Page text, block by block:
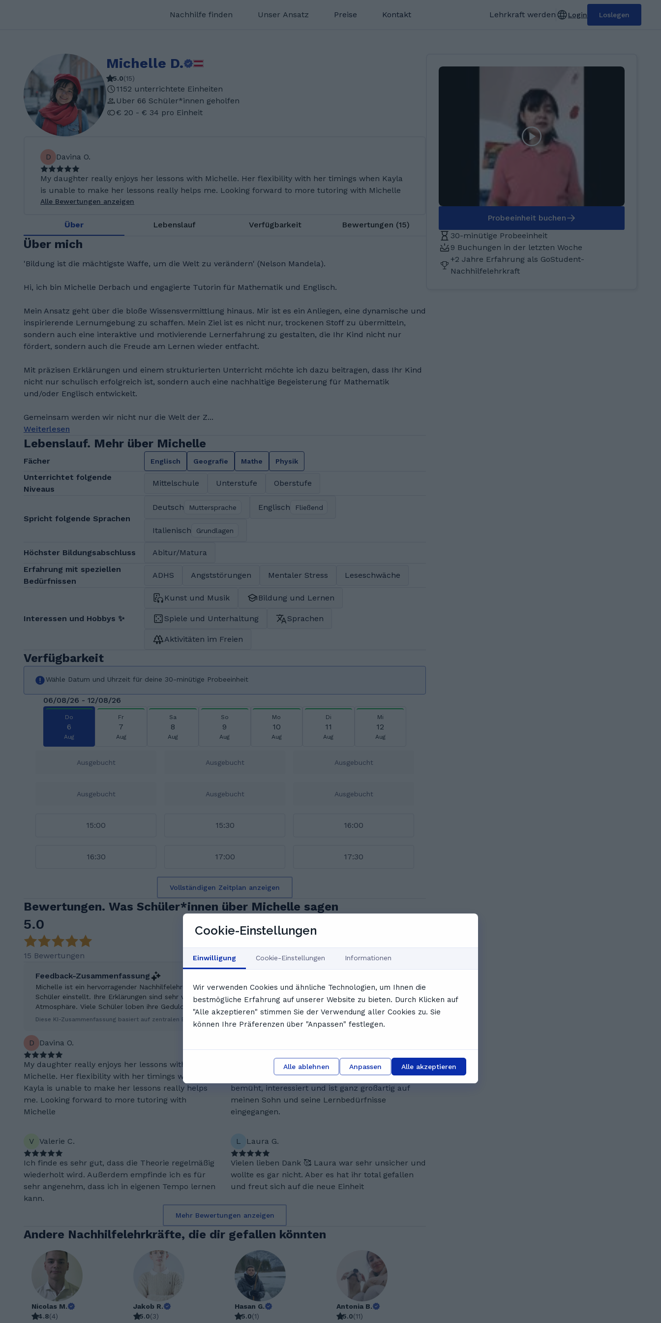
Nachhilfe finden Unser Ansatz Preise Kontakt Lehrkraft werden Login Loslegen
Michelle D.
5.0(15)
1152 unterrichtete Einheiten
Uber 66 Schüler*innen geholfen
€ 20 - € 34 pro Einheit
D Davina O.
My daughter really enjoys her lessons with Michelle. Her flexibility with her timings when Kayla
is unable to make her lessons really helps me. Looking forward to more tutoring with Michelle
Alle Bewertungen anzeigen
Über Lebenslauf Verfügbarkeit Bewertungen (15)
Über mich
'Bildung ist die mächtigste Waffe, um die Welt zu verändern' (Nelson Mandela).
Hi, ich bin Michelle Derbach und engagierte Tutorin für Mathematik und Englisch.
Mein Ansatz geht über die bloße Wissensvermittlung hinaus. Mir ist es ein Anliegen, eine dynamische und
inspirierende Lernumgebung zu schaffen. Mein Ziel ist es nicht nur, trockenen Stoff zu übermitteln,
sondern auch eine interaktive und motivierende Lernerfahrung zu gestalten, die Ihr Kind nicht nur
fördert, sondern auch die Freude am Lernen wieder entfacht.
Mit präzisen Erklärungen und einem strukturierten Unterricht möchte ich dazu beitragen, dass Ihr Kind
nicht nur schulisch erfolgreich ist, sondern auch eine nachhaltige Begeisterung für Mathematik
und/oder Englisch entwickelt.
Gemeinsam werden wir nicht nur die Welt der Z...
Weiterlesen
Lebenslauf. Mehr über Michelle
Fächer Englisch Geografie Mathe Physik
Unterrichtet folgende
Niveaus
Mittelschule Unterstufe Oberstufe
Spricht folgende Sprachen
Deutsch Muttersprache Englisch Fließend
Italienisch Grundlagen
Höchster Bildungsabschluss
Abitur/Matura
Erfahrung mit speziellen
Bedürfnissen
ADHS Angststörungen Mentaler Stress Leseschwäche
Interessen und Hobbys ✨
Kunst und Musik Bildung und Lernen
Spiele und Unterhaltung Sprachen
Aktivitäten im Freien
Verfügbarkeit
Wähle Datum und Uhrzeit für deine 30-minütige Probeeinheit
06/08/26 - 12/08/26
Do
6
Aug
Fr
7
Aug
Sa
8
Aug
So
9
Aug
Mo
10
Aug
Di
11
Aug
Mi
12
Aug
Ausgebucht Ausgebucht Ausgebucht
Ausgebucht Ausgebucht Ausgebucht
15:00 15:30 16:00
16:30 17:00 17:30
Vollständigen Zeitplan anzeigen
Bewertungen. Was Schüler*innen über Michelle sagen
5.0
15 Bewertungen
Feedback-Zusammenfassung
Michelle ist ein hervorragender Nachhilfelehrer, der sich mit großer Sorgfalt auf die individuellen Bedürfnisse der
Schüler einstellt. Ihre Erklärungen sind sehr verständlich und sie schafft eine entspannte, lernfreudige
Atmosphäre. Viele Schüler loben ihre Geduld, Freundlichkeit und Kreativität
Diese KI-Zusammenfassung basiert auf zentralen Erkenntnissen aus dem Feedback unserer NutzerInnen
D Davina O.
My daughter really enjoys her lessons with
Michelle. Her flexibility with her timings when
Kayla is unable to make her lessons really helps
me. Looking forward to more tutoring with
Michelle
Die Lerneinheit wurde als sehr angenehm von
meinem Sohn empfunden, Michelle war sehr
bemüht, interessiert und ist ganz großartig auf
meinen Sohn und seine Lernbedürfnisse
eingegangen.
V Valerie C.
Ich finde es sehr gut, dass die Theorie regelmäßig
wiederholt wird. Außerdem empfinde ich es für
sehr angenehm, dass ich in eigenen Tempo lernen
kann.
L Laura G.
Vielen lieben Dank 🥰 Laura war sehr unsicher und
wollte es gar nicht. Aber es hat ihr total gefallen
und freut sich auf die neue Einheit
Mehr Bewertungen anzeigen
Andere Nachhilfelehrkräfte, die dir gefallen könnten
Nicolas M.
4.8(4)
Jakob R.
5.0(3)
Hasan G.
5.0(1)
Antonia B.
5.0(11)
Probeeinheit buchen
30-minütige Probeeinheit
9 Buchungen in der letzten Woche
+2 Jahre Erfahrung als GoStudent-
Nachhilfelehrkraft
Cookie-Einstellungen
Einwilligung Cookie-Einstellungen Informationen
Wir verwenden Cookies und ähnliche Technologien, um Ihnen die
bestmögliche Erfahrung auf unserer Website zu bieten. Durch Klicken auf
"Alle akzeptieren" stimmen Sie der Verwendung aller Cookies zu. Sie
können Ihre Präferenzen über "Anpassen" festlegen.
Alle ablehnen Anpassen Alle akzeptieren